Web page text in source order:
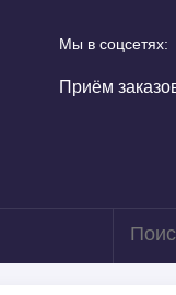
Мы в соцсетях:
Приём